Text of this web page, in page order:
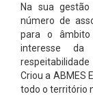
Na sua
número de
para o
interesse da
Criou a ABMES
todo o território